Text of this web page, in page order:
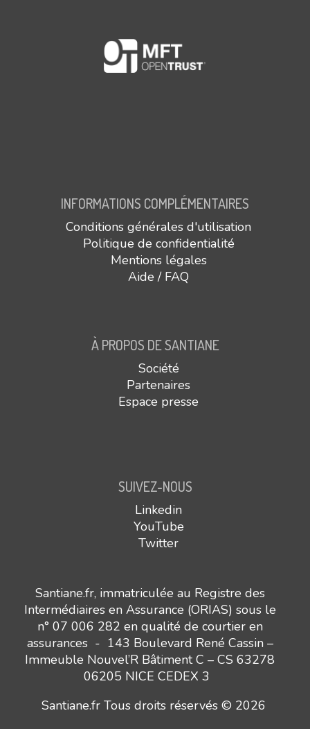
INFORMATIONS COMPLÉMENTAIRES
Conditions générales d'utilisation
Politique de confidentialité
Mentions légales
Aide / FAQ
À PROPOS DE SANTIANE
Société
Partenaires
Espace presse
SUIVEZ-NOUS
Linkedin
YouTube
Twitter
Santiane.fr, immatriculée au Registre des
Intermédiaires en Assurance (ORIAS) sous le
n° 07 006 282 en qualité de courtier en
assurances - 143 Boulevard René Cassin –
Immeuble Nouvel’R Bâtiment C – CS 63278
06205 NICE CEDEX 3
Santiane.fr Tous droits réservés © 2026